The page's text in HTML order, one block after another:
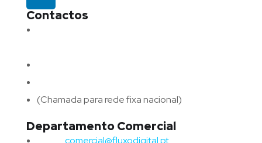
Contactos
(Chamada para rede fixa nacional)
Departamento Comercial
comercial@fluxodigital.pt